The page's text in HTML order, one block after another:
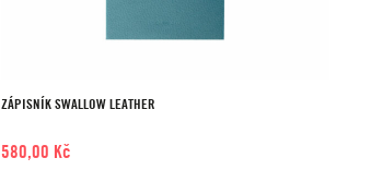
ZÁPISNÍK SWALLOW LEATHER
580,00 Kč